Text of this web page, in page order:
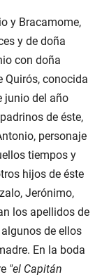
y Bracamome,
y de doña
con doña
Quirós, conocida
junio del año
de éste,
personaje
tiempos y
hijos de éste
Jerónimo,
los apellidos de
de ellos
En la boda
"el Capitán